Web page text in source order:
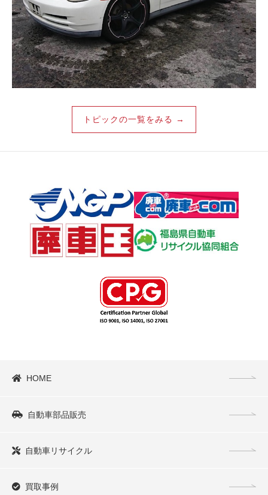
トピックの一覧をみる →
HOME
自動車部品販売
自動車リサイクル
買取事例